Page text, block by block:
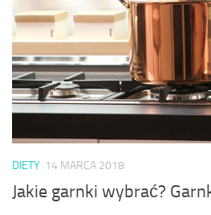
DIETY 14 MARCA 2018
Jakie garnki wybrać?